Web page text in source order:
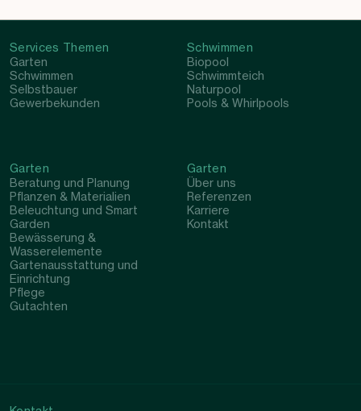
Services Themen
Garten
Schwimmen
Selbstbauer
Gewerbekunden
Schwimmen
Biopool
Schwimmteich
Naturpool
Pools & Whirlpools
Garten
Beratung und Planung
Pflanzen & Materialien
Beleuchtung und Smart
Garden
Bewässerung &
Wasserelemente
Gartenausstattung und
Einrichtung
Pflege
Gutachten
Garten
Über uns
Referenzen
Karriere
Kontakt